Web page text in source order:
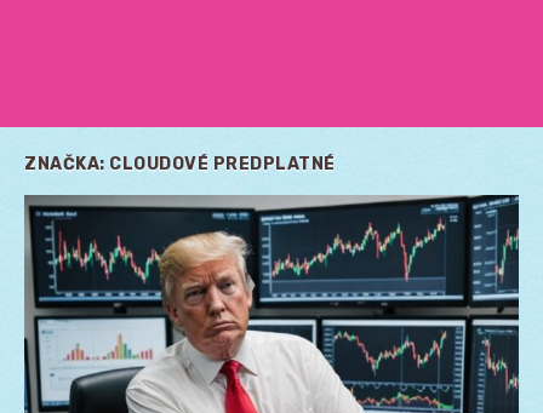
ZNAČKA: CLOUDOVÉ PREDPLATNÉ